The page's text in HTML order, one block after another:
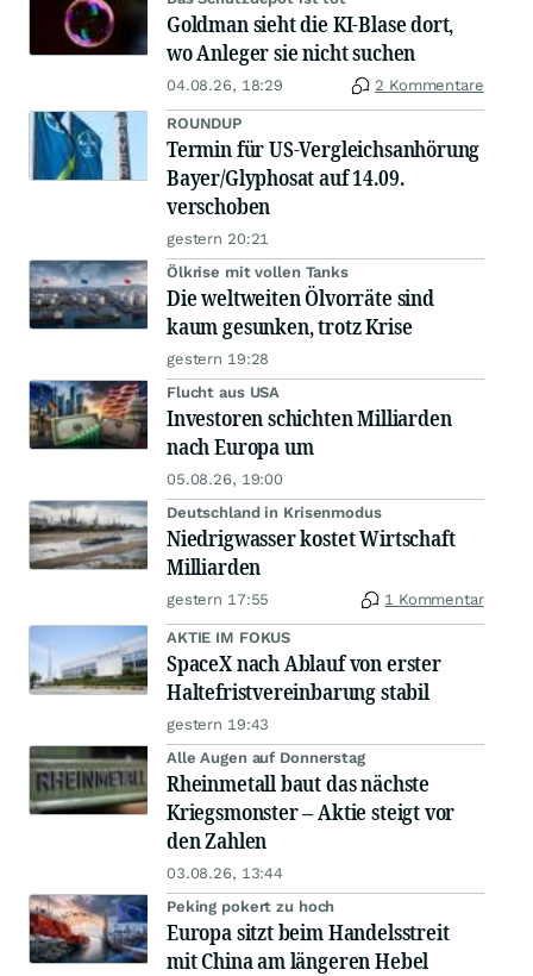
Goldman sieht die KI-Blase dort,
wo Anleger sie nicht suchen
04.08.26, 18:29 2 Kommentare
ROUNDUP
Termin für US-Vergleichsanhörung
Bayer/Glyphosat auf 14.09.
verschoben
gestern 20:21
Ölkrise mit vollen Tanks
Die weltweiten Ölvorräte sind
kaum gesunken, trotz Krise
gestern 19:28
Flucht aus USA
Investoren schichten Milliarden
nach Europa um
05.08.26, 19:00
Deutschland in Krisenmodus
Niedrigwasser kostet Wirtschaft
Milliarden
gestern 17:55 1 Kommentar
AKTIE IM FOKUS
SpaceX nach Ablauf von erster
Haltefristvereinbarung stabil
gestern 19:43
Alle Augen auf Donnerstag
Rheinmetall baut das nächste
Kriegsmonster – Aktie steigt vor
den Zahlen
03.08.26, 13:44
Peking pokert zu hoch
Europa sitzt beim Handelsstreit
mit China am längeren Hebel